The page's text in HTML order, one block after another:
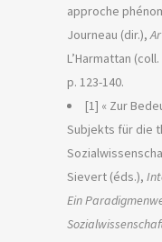
approche
Journeau (dir.),
L’Harmattan
p. 123-140.
[1] « Zur
Subjekts für die
Sievert (éds.),
Ein